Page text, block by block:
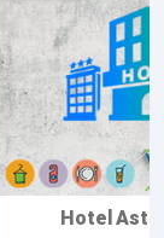
Hotel